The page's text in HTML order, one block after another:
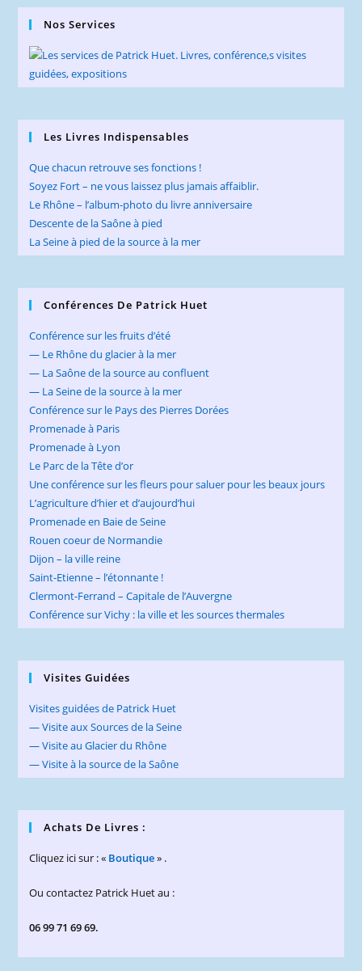
Nos Services
Les Livres Indispensables
Que chacun retrouve ses fonctions !
Soyez Fort – ne vous laissez plus jamais affaiblir.
Le Rhône – l’album-photo du livre anniversaire
Descente de la Saône à pied
La Seine à pied de la source à la mer
Conférences De Patrick Huet
Conférence sur les fruits d’été
— Le Rhône du glacier à la mer
— La Saône de la source au confluent
— La Seine de la source à la mer
Conférence sur le Pays des Pierres Dorées
Promenade à Paris
Promenade à Lyon
Le Parc de la Tête d’or
Une conférence sur les fleurs pour saluer pour les beaux jours
L’agriculture d’hier et d’aujourd’hui
Promenade en Baie de Seine
Rouen coeur de Normandie
Dijon – la ville reine
Saint-Etienne – l’étonnante !
Clermont-Ferrand – Capitale de l’Auvergne
Conférence sur Vichy : la ville et les sources thermales
Visites Guidées
Visites guidées de Patrick Huet
— Visite aux Sources de la Seine
— Visite au Glacier du Rhône
— Visite à la source de la Saône
Achats De Livres :
Cliquez ici sur : « Boutique» .
Ou contactez Patrick Huet au :
06 99 71 69 69.